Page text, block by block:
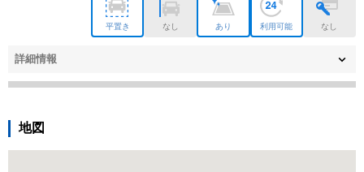
平置き なし あり 利用可能 なし
詳細情報
地図